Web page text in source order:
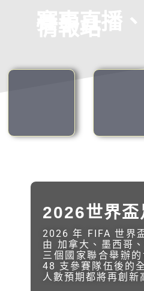
賽事直播
情報站
2026世界盃
2026 年 FIFA 世界
由 加拿大、墨西哥
三個國家聯合舉辦
48 支參賽隊伍後的
人數預期都將再創新